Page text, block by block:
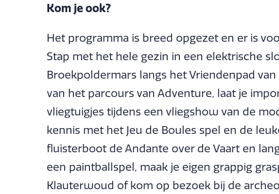
Kom je ook?
Het programma is breed opgezet en er is
Stap met het hele gezin in een elektrische
Broekpoldermars langs het Vriendenpad
van het parcours van Adventure, laat je
vliegtuigjes tijdens een vliegshow van de
kennis met het Jeu de Boules spel en de
fluisterboot de Andante over de Vaart en
een paintballspel, maak je eigen grappig
Klauterwoud of kom op bezoek bij de